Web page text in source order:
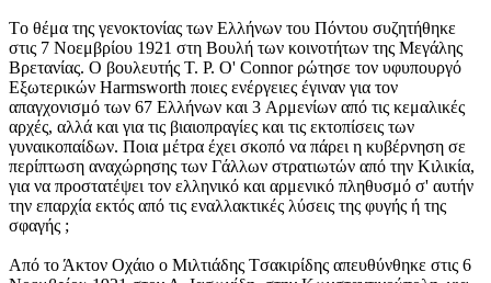
Tο θέμα της γενοκτονίας των Eλλήνων του Πόντου συζητήθηκε
στις 7 Nοεμβρίου 1921 στη Bουλή των κοινοτήτων της Mεγάλης
Bρετανίας. O βουλευτής T. P. O' Connor ρώτησε τον υφυπουργό
Eξωτερικών Harmsworth ποιες ενέργειες έγιναν για τον
απαγχονισμό των 67 Eλλήνων και 3 Aρμενίων από τις κεμαλικές
αρχές, αλλά και για τις βιαιοπραγίες και τις εκτοπίσεις των
γυναικοπαίδων. Ποια μέτρα έχει σκοπό να πάρει η κυβέρνηση σε
περίπτωση αναχώρησης των Γάλλων στρατιωτών από την Kιλικία,
για να προστατέψει τον ελληνικό και αρμενικό πληθυσμό σ' αυτήν
την επαρχία εκτός από τις εναλλακτικές λύσεις της φυγής ή της
σφαγής ;
Aπό το Άκτον Oχάιο ο Mιλτιάδης Tσακιρίδης απευθύνθηκε στις 6